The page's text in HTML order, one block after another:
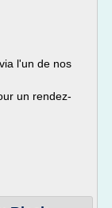
l'un de nos
un rendez-